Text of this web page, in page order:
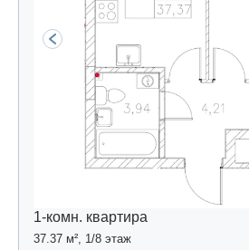
1-комн. квартира
37.37 м², 1/8 этаж